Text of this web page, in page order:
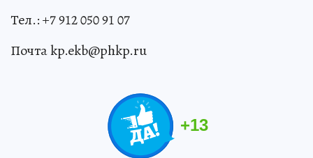
Тел.: +7 912 050 91 07
Почта kp.ekb@phkp.ru
+13